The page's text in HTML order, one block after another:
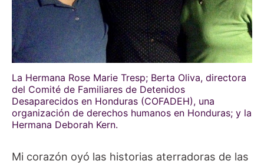
La Hermana Rose Marie Tresp; Berta Oliva, directora
del Comité de Familiares de Detenidos
Desaparecidos en Honduras (COFADEH), una
organización de derechos humanos en Honduras; y la
Hermana Deborah Kern.
Mi corazón oyó las historias aterradoras de las